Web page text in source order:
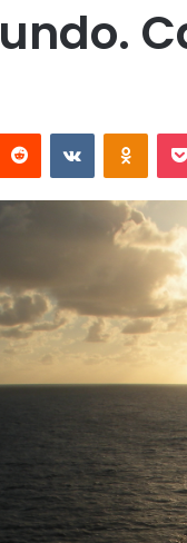
Reddit VKontakte